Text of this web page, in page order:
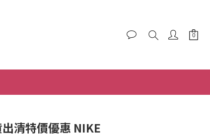
清特價優惠 NIKE